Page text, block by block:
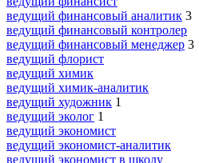
ведущий финансовый аналитик 3
ведущий финансовый контролер
ведущий финансовый менеджер 3
ведущий флорист
ведущий химик
ведущий химик-аналитик
ведущий художник 1
ведущий эколог 1
ведущий экономист
ведущий экономист-аналитик
ведущий экономист в школу